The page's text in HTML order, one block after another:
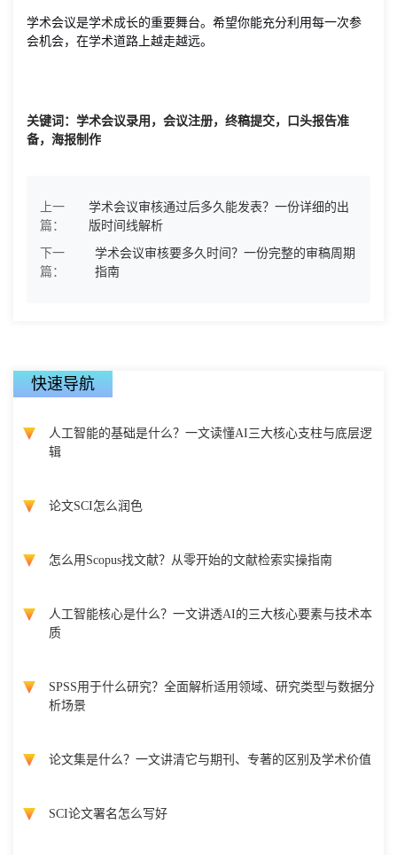
学术会议是学术成长的重要舞台。希望你能充分利用每一次参
会机会，在学术道路上越走越远。
关键词：学术会议录用，会议注册，终稿提交，口头报告准
备，海报制作
上一
篇：
学术会议审核通过后多久能发表？一份详细的出
版时间线解析
下一
篇：
学术会议审核要多久时间？一份完整的审稿周期
指南
快速导航
人工智能的基础是什么？一文读懂AI三大核心支柱与底层逻
辑
论文SCI怎么润色
怎么用Scopus找文献？从零开始的文献检索实操指南
人工智能核心是什么？一文讲透AI的三大核心要素与技术本
质
SPSS用于什么研究？全面解析适用领域、研究类型与数据分
析场景
论文集是什么？一文讲清它与期刊、专著的区别及学术价值
SCI论文署名怎么写好